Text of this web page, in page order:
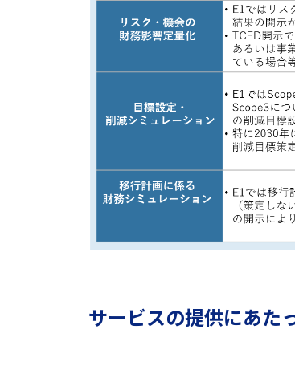
サービスの提供にあた